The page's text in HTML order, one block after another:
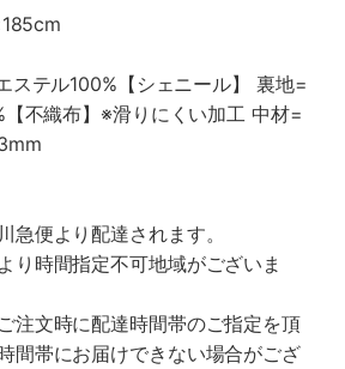
ステル100%【シェニール】 裏地=
【不織布】※滑りにくい加工 中材=
急便より配達されます。
り時間指定不可地域がございま
注文時に配達時間帯のご指定を頂
間帯にお届けできない場合がござ